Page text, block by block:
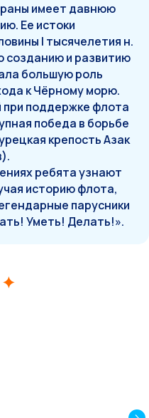
имеет давнюю
Ее истоки
I тысячелетия н.
созданию и развитию
большую роль
к Чёрному морю.
при поддержке флота
победа в борьбе
крепость Азак
ребята узнают
историю флота,
парусники
Уметь! Делать!».